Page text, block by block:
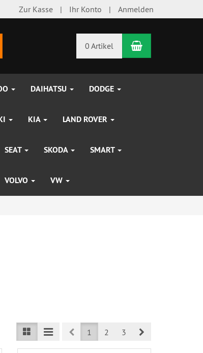
Zur Kasse Ihr Konto Anmelden
0 Artikel Warenkorb
DAIHATSU DODGE
KIA LAND ROVER
SEAT SKODA SMART
VOLVO VW
Prev1 2 3 Next